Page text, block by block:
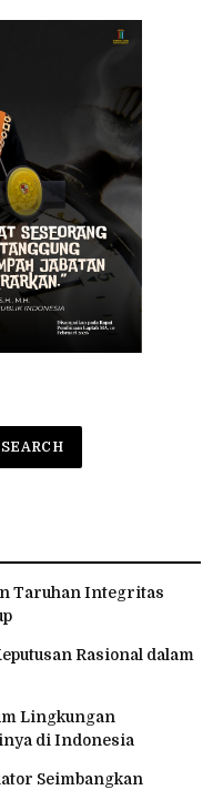
SEARCH
Taruhan Integritas
Rasional dalam
Lingkungan
di Indonesia
Seimbangkan